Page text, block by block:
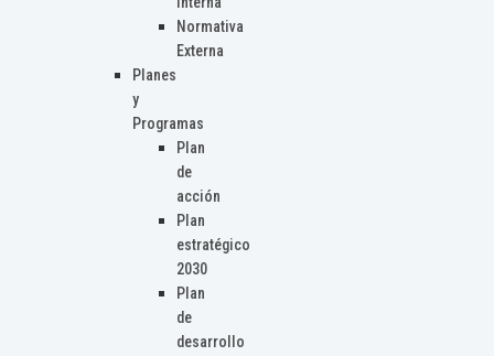
Normativa
Externa
Planes
y
Programas
Plan
de
acción
Plan
estratégico
2030
Plan
de
desarrollo